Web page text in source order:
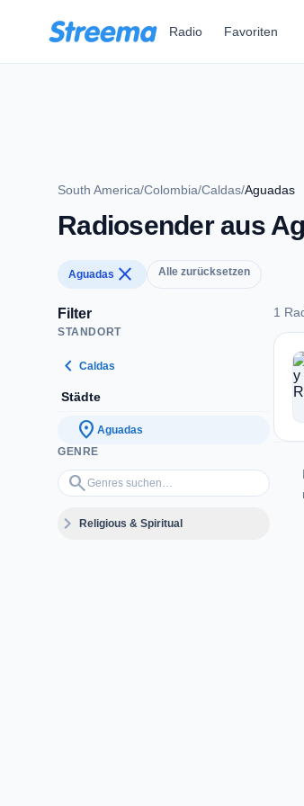
Radio Favoriten
South America/Colombia/Caldas/Aguadas
Radiosender aus
Aguadas close Alle zurücksetzen
Filter
STANDORT
chevron_left Caldas
Städte
location_on Aguadas
GENRE
search
Genres suchen…
expand_moreReligious & Spiritual
1
1